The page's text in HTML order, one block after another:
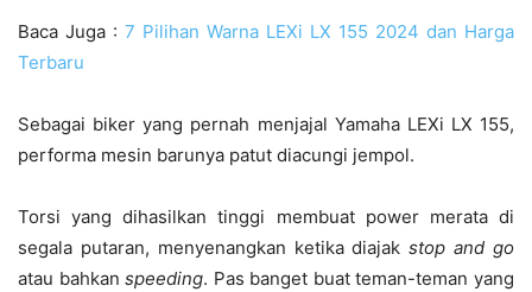
Baca Juga : 7 Pilihan Warna LEXi LX 155 2024 dan Harga
Terbaru
Sebagai biker yang pernah menjajal Yamaha LEXi LX 155,
performa mesin barunya patut diacungi jempol.
Torsi yang dihasilkan tinggi membuat power merata di
segala putaran, menyenangkan ketika diajakstop and go
atau bahkan speeding. Pas banget buat teman-teman yang